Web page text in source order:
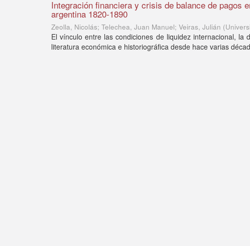
Integración financiera y crisis de balance de pagos
argentina 1820-1890
Zeolla, Nicolás; Telechea, Juan Manuel; Veiras, Julián (
El vínculo entre las condiciones de liquidez internacional,
literatura económica e historiográfica desde hace varias